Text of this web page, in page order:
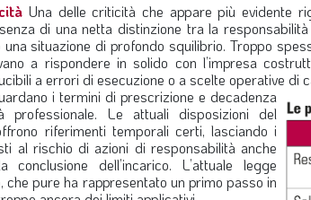
Una delle criticità che appare più evidente
di una netta distinzione tra la
situazione di profondo squilibrio. Troppo
a rispondere in solido con l’impresa
a errori di esecuzione o a scelte operative di
i termini di prescrizione e decadenza
professionale. Le attuali disposizioni del
riferimenti temporali certi, lasciando i
al rischio di azioni di responsabilità anche
dell’incarico. L’attuale legge
che pure ha rappresentato un primo passo in